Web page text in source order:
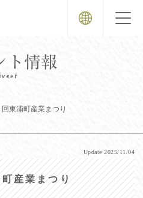
東浦町産業まつり
産業まつり
Update2025/11/04